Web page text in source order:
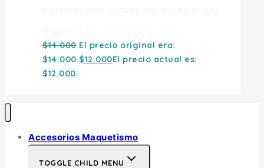
$14.000 El precio original era:
$14.000.$12.000El precio actual es:
$12.000.
Accesorios Maquetismo
TOGGLE CHILD MENU